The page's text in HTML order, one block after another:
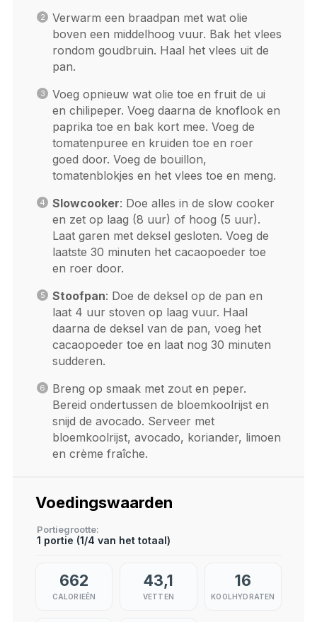
Verwarm een braadpan met wat olie
boven een middelhoog vuur. Bak het vlees
rondom goudbruin. Haal het vlees uit de
pan.
Voeg opnieuw wat olie toe en fruit de ui
en chilipeper. Voeg daarna de knoflook en
paprika toe en bak kort mee. Voeg de
tomatenpuree en kruiden toe en roer
goed door. Voeg de bouillon,
tomatenblokjes en het vlees toe en meng.
Slowcooker: Doe alles in de slow cooker
en zet op laag (8 uur) of hoog (5 uur).
Laat garen met deksel gesloten. Voeg de
laatste 30 minuten het cacaopoeder toe
en roer door.
Stoofpan: Doe de deksel op de pan en
laat 4 uur stoven op laag vuur. Haal
daarna de deksel van de pan, voeg het
cacaopoeder toe en laat nog 30 minuten
sudderen.
Breng op smaak met zout en peper.
Bereid ondertussen de bloemkoolrijst en
snijd de avocado. Serveer met
bloemkoolrijst, avocado, koriander, limoen
en crème fraîche.
Voedingswaarden
Portiegrootte
1 portie (1/4 van het totaal)
662
CALORIEËN
43,1
VETTEN
16
KOOLHYDRATEN